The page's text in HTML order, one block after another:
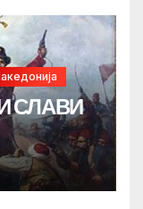
СЛАВИ